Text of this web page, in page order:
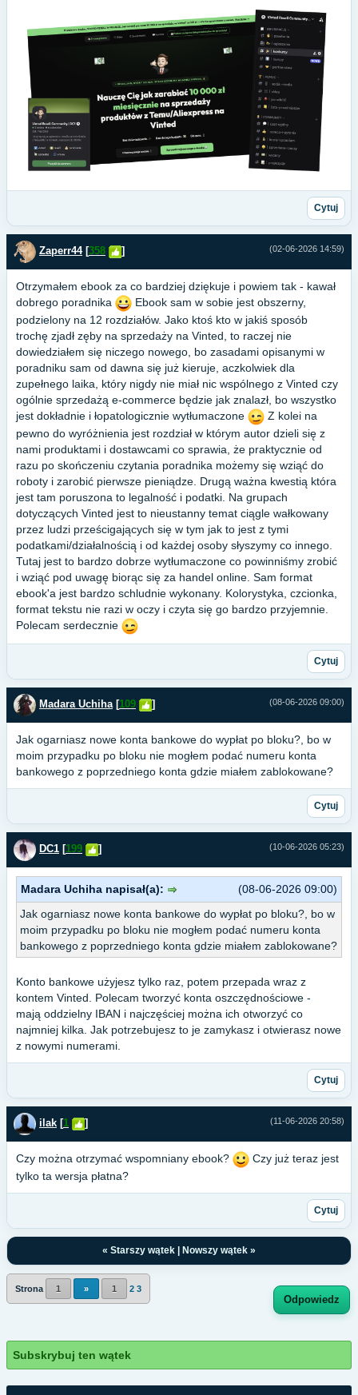
Cytuj
(02-06-2026 14:59)
Zaperr44 [358 ]
Otrzymałem ebook za co bardziej dziękuje i powiem tak - kawał
dobrego poradnika
Ebook sam w sobie jest obszerny,
podzielony na 12 rozdziałów. Jako ktoś kto w jakiś sposób
trochę zjadł zęby na sprzedaży na Vinted, to raczej nie
dowiedziałem się niczego nowego, bo zasadami opisanymi w
poradniku sam od dawna się już kieruje, aczkolwiek dla
zupełnego laika, który nigdy nie miał nic wspólnego z Vinted czy
ogólnie sprzedażą e-commerce będzie jak znalazł, bo wszystko
jest dokładnie i łopatologicznie wytłumaczone
Z kolei na
pewno do wyróżnienia jest rozdział w którym autor dzieli się z
nami produktami i dostawcami co sprawia, że praktycznie od
razu po skończeniu czytania poradnika możemy się wziąć do
roboty i zarobić pierwsze pieniądze. Drugą ważna kwestią która
jest tam poruszona to legalność i podatki. Na grupach
dotyczących Vinted jest to nieustanny temat ciągle wałkowany
przez ludzi prześcigających się w tym jak to jest z tymi
podatkami/działalnością i od każdej osoby słyszymy co innego.
Tutaj jest to bardzo dobrze wytłumaczone co powinniśmy zrobić
i wziąć pod uwagę biorąc się za handel online. Sam format
ebook'a jest bardzo schludnie wykonany. Kolorystyka, czcionka,
format tekstu nie razi w oczy i czyta się go bardzo przyjemnie.
Polecam serdecznie
Cytuj
(08-06-2026 09:00)
Madara Uchiha [109 ]
Jak ogarniasz nowe konta bankowe do wypłat po bloku?, bo w
moim przypadku po bloku nie mogłem podać numeru konta
bankowego z poprzedniego konta gdzie miałem zablokowane?
Cytuj
(10-06-2026 05:23)
DC1 [199 ]
(08-06-2026 09:00)
Madara Uchiha napisał(a):
Jak ogarniasz nowe konta bankowe do wypłat po bloku?, bo w
moim przypadku po bloku nie mogłem podać numeru konta
bankowego z poprzedniego konta gdzie miałem zablokowane?
Konto bankowe użyjesz tylko raz, potem przepada wraz z
kontem Vinted. Polecam tworzyć konta oszczędnościowe -
mają oddzielny IBAN i najczęściej można ich otworzyć co
najmniej kilka. Jak potrzebujesz to je zamykasz i otwierasz nowe
z nowymi numerami.
Cytuj
(11-06-2026 20:58)
ilak [1 ]
Czy można otrzymać wspomniany ebook?
Czy już teraz jest
tylko ta wersja płatna?
Cytuj
« Starszy wątek | Nowszy wątek »
Strona 1 » 1 2 3
Odpowiedz
Subskrybuj ten wątek